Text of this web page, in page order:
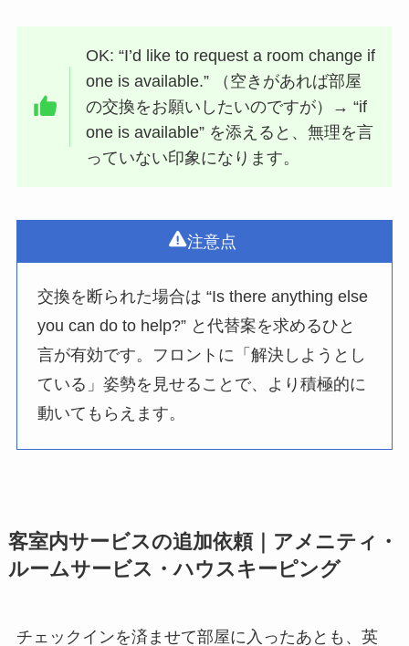
OK: “I’d like to request a room change if
one is available.” （空きがあれば部屋
の交換をお願いしたいのですが）→ “if
one is available” を添えると、無理を言
っていない印象になります。
注意点
交換を断られた場合は “Is there anything else
you can do to help?” と代替案を求めるひと
言が有効です。フロントに「解決しようとし
ている」姿勢を見せることで、より積極的に
動いてもらえます。
客室内サービスの追加依頼｜アメニティ・
ルームサービス・ハウスキーピング
チェックインを済ませて部屋に入ったあとも、英